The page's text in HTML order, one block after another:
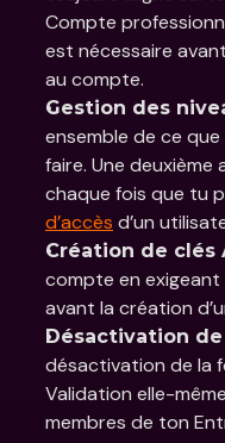
Compte
est nécessaire
au compte.
Gestion des
ensemble de ce
faire. Une
chaque fois que tu
d’accès d’un
Création de clés
compte en
avant la création
Désactivation
désactivation de la
Validation elle-
membres de ton